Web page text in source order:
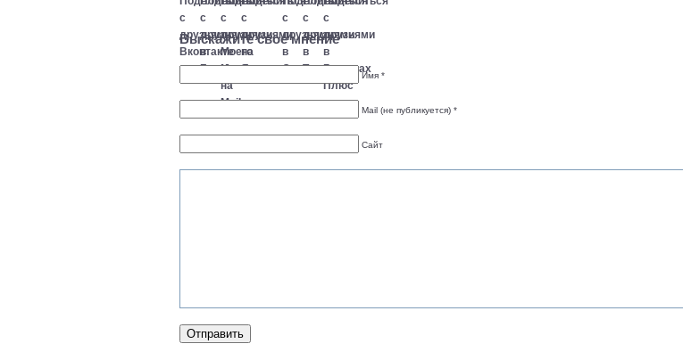
Выскажите свое мнение
Имя *
Mail (не публикуется) *
Сайт